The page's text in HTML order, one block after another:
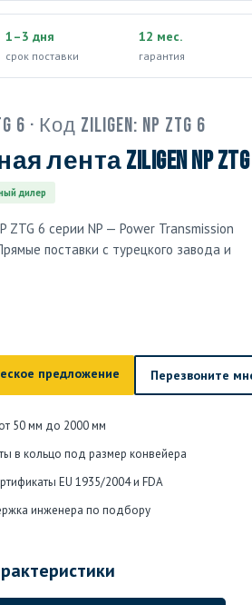
1–3 дня
срок поставки
12 мес.
гарантия
6 · Код Ziligen: NP ZTG 6
лента Ziligen NP ZTG
дилер
ZTG 6 серии NP — Power Transmission
поставки с турецкого завода и
предложение Перезвоните
50 мм до 2000 мм
в кольцо под размер конвейера
EU 1935/2004 и FDA
инженера по подбору